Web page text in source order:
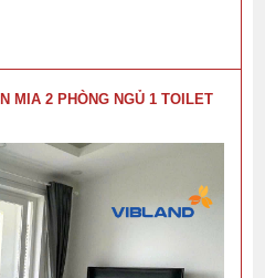
MIA 2 PHÒNG NGỦ 1 TOILET